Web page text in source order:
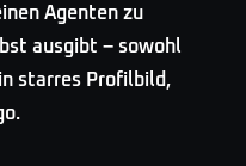
Agenten zu
ausgibt – sowohl
starres Profilbild,